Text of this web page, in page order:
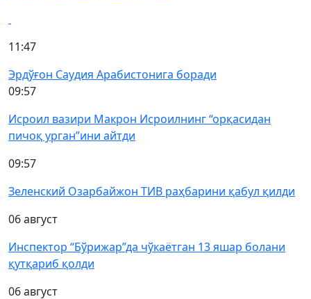
11:47
Эрдўғон Саудия Арабистонига боради
09:57
Исроил вазири Макрон Исроилнинг “орқасидан
пичоқ урган”ини айтди
09:57
Зеленский Озарбайжон ТИВ раҳбарини қабул қилди
06 август
Инспектор “Бўрижар”да чўкаётган 13 яшар болани
қутқариб қолди
06 август